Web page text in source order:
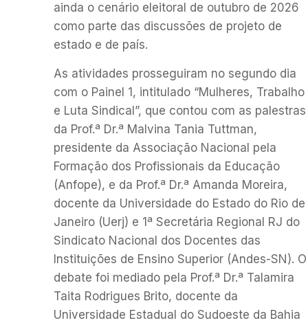
ainda o cenário eleitoral de outubro de 2026
como parte das discussões de projeto de
estado e de país.
As atividades prosseguiram no segundo dia
com o Painel 1, intitulado “Mulheres, Trabalho
e Luta Sindical”, que contou com as palestras
da Prof.ª Dr.ª Malvina Tania Tuttman,
presidente da Associação Nacional pela
Formação dos Profissionais da Educação
(Anfope), e da Prof.ª Dr.ª Amanda Moreira,
docente da Universidade do Estado do Rio de
Janeiro (Uerj) e 1ª Secretária Regional RJ do
Sindicato Nacional dos Docentes das
Instituições de Ensino Superior (Andes-SN). O
debate foi mediado pela Prof.ª Dr.ª Talamira
Taita Rodrigues Brito, docente da
Universidade Estadual do Sudoeste da Bahia